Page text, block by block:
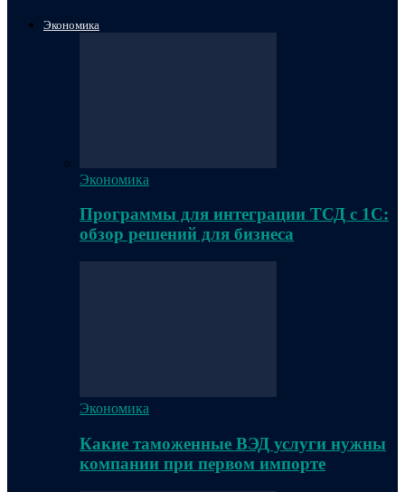
Экономика
Экономика
Программы для интеграции ТСД с 1С:
обзор решений для бизнеса
Экономика
Какие таможенные ВЭД услуги нужны
компании при первом импорте